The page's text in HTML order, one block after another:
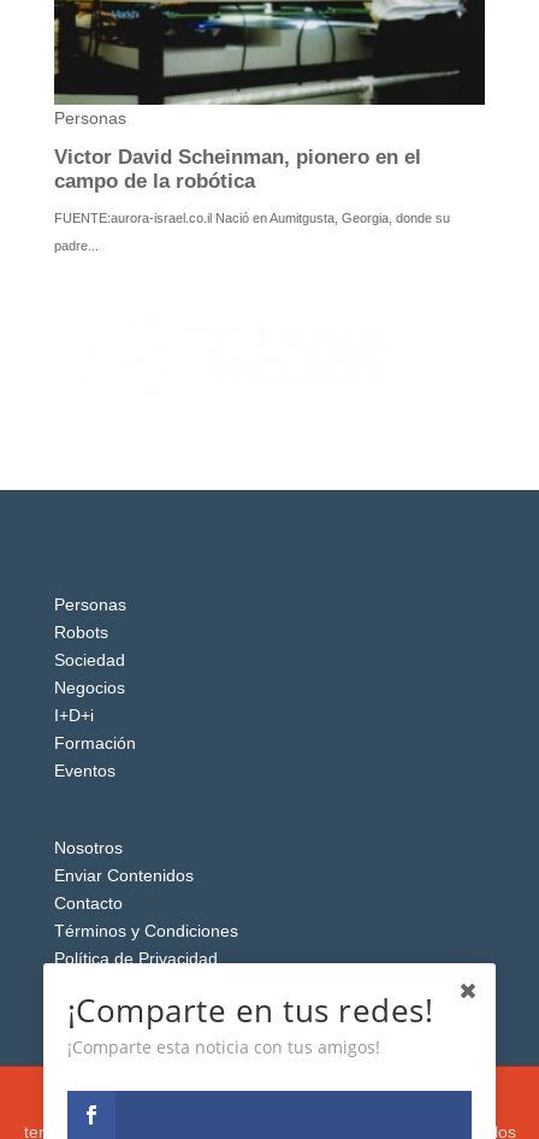
Personas
Robots
Sociedad
Negocios
I+D+i
Formación
Eventos
Nosotros
Enviar Contenidos
Contacto
Términos y Condiciones
Política de Privacidad
Esta web usa cookies analíticas y publicitarias (propias y de
terceros) para analizar el tráfico y personalizar el contenido y los
¡Comparte en tus redes!
¡Comparte esta noticia con tus amigos!